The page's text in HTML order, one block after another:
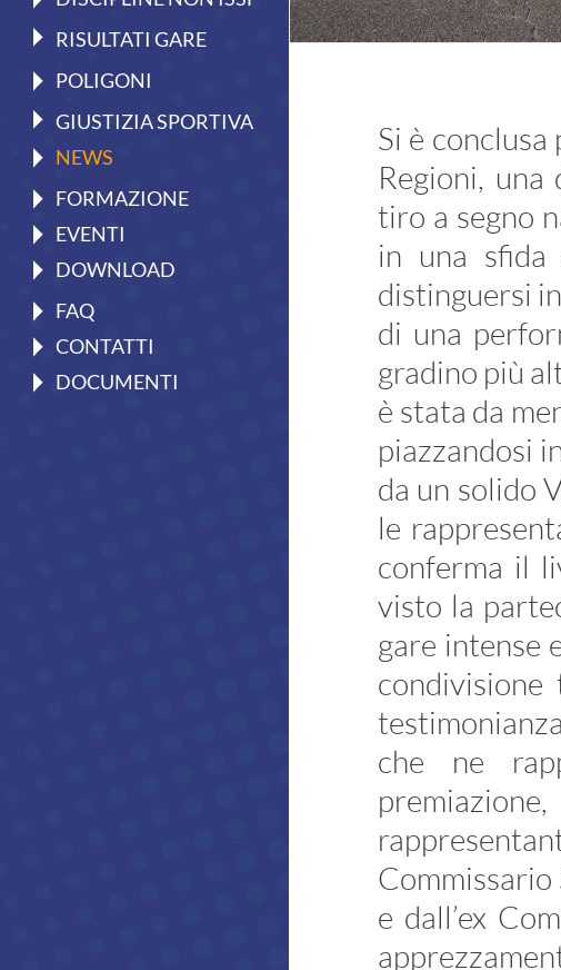
RISULTATI GARE
POLIGONI
GIUSTIZIA SPORTIVA
NEWS
FORMAZIONE
EVENTI
DOWNLOAD
FAQ
CONTATTI
DOCUMENTI
Il Tiro a Segno
Carabina
Convocazioni atleti
Gruppi di merito
Archivio gruppi di merito
Atleti di interesse nazionale
Discipline non ISSF
Tiro Rapido Sportivo
Programma Sportivo
Si è
Regioni,
tiro a segno
in una sfida
distinguersi
di una
gradino più
è stata da
piazzandosi
da un solido
le
conferma il
visto la
gare intense
che ne
Commissario
e dall’ex